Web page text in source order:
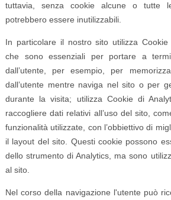
tuttavia, senza cookie alcune o tutte
potrebbero essere inutilizzabili.
In particolare il nostro sito utilizza Cookie
che sono essenziali per portare a
dall’utente, per esempio, per
dall’utente mentre naviga nel sito o per
durante la visita; utilizza Cookie di
raccogliere dati relativi all’uso del sito,
funzionalità utilizzate, con l’obbiettivo di
il layout del sito. Questi cookie possono
dello strumento di Analytics, ma sono
al sito.
Nel corso della navigazione l'utente può